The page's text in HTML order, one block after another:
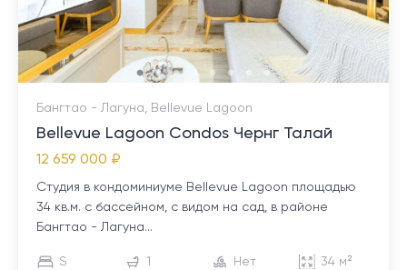
Бангтао - Лагуна, Bellevue Lagoon
Bellevue Lagoon Condos Чернг Талай
12 659 000 ₽
Студия в кондоминиуме Bellevue Lagoon площадью
34 кв.м. с бассейном, с видом на сад, в районе
Бангтао - Лагуна...
S 1 Нет 34 м²